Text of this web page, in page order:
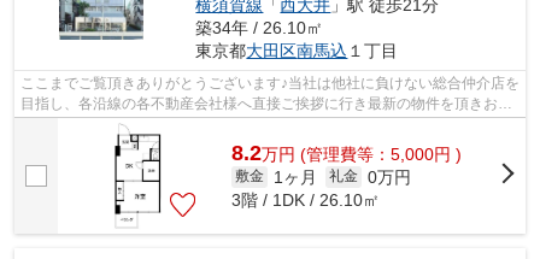
横須賀線 「西大井 」駅 徒歩21分
築34年 / 26.10㎡
東京都大田区南馬込 １丁目
ここまでご覧頂きありがとうございます♪当社は他社に負けない総合仲介店を
目指し、各沿線の各不動産会社様へ直接ご挨拶に行き最新の物件を頂きお客
様へ提供しております！最新の情報は...
8.2万円 (管理費等：5,000円 )
敷金 1ヶ月 礼金 0万円
3階 / 1DK / 26.10㎡